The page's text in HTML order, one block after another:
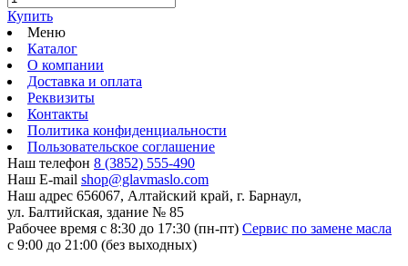
Купить
Меню
Каталог
О компании
Доставка и оплата
Реквизиты
Контакты
Политика конфиденциальности
Пользовательское соглашение
Наш телефон 8 (3852) 555-490
Наш E-mail shop@glavmaslo.com
Наш адрес 656067, Алтайский край, г. Барнаул,
ул. Балтийская, здание № 85
Рабочее время с 8:30 до 17:30 (пн-пт) Сервис по замене масла
с 9:00 до 21:00 (без выходных)